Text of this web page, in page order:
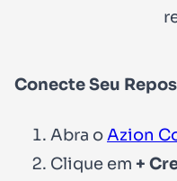
Conecte Seu
Abra oAzion
Clique em +